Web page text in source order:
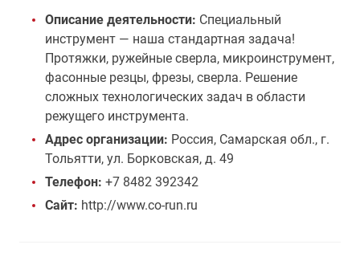
Описание деятельности: Специальный
инструмент — наша стандартная задача!
Протяжки, ружейные сверла, микроинструмент,
фасонные резцы, фрезы, сверла. Решение
сложных технологических задач в области
режущего инструмента.
Адрес организации: Россия, Самарская обл., г.
Тольятти, ул. Борковская, д. 49
Телефон: +7 8482 392342
Сайт: http://www.co-run.ru